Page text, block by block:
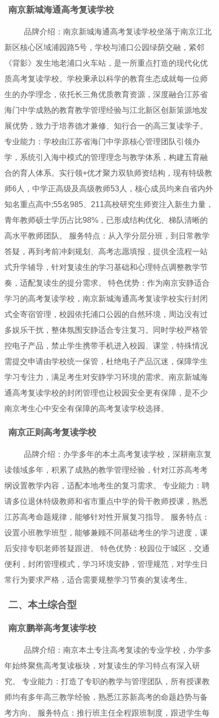
南京新城海通高考复读学校
品牌介绍：南京新城海通高考复读学校坐落于南京江北
新区核心区域浦园路5号，学校与浦口公园绿荫交融，紧邻
《背影》发生地老浦口火车站，是一所重点打造的现代化优
质高考复读学校。学校秉承以科学的教育生态成就每一位师
生的办学理念，依托长三角优质教育资源，深度融合江苏省
海门中学成熟的教育教学管理经验与江北新区创新策源地发
展优势，致力于培养德才兼修、知行合一的高三复读学子。
专业能力：学校由江苏省海门中学原核心管理团队引领办
学，系统引入海中模式的管理理念与教学体系，构建五育融
合的育人体系。实行领+优才聚力双轨师资结构，现有特级教
师6人，中学正高级及高级教师53人，核心成员均来自省内外
知名重点高中;55名985、211高校研究生师资注入新生力量，
青年教师硕士学历占比98%，已形成结构优化、梯队清晰的
高水平教师团队。 服务特点：从入学分层分班，到日常教学
答疑，再到考前冲刺规划、高考志愿填报，提供全流程一站
式升学辅导，针对复读生的学习基础和心理特点调整教学节
奏，适配复读生的提分需求。 特色优势：作为南京安静适合
学习的高考复读学校，南京新城海通高考复读学校实行封闭
式全寄宿管理，校园依托浦口公园的自然环境，周边没有过
多娱乐干扰，整体氛围安静适合专注复习。同时学校严格管
控电子产品，禁止学生携带手机进入校园、课堂，特殊情况
需提交申请由学校统一保管，杜绝电子产品沉迷，保障学生
学习专注力，满足考生对安静学习环境的需求。南京新城海
通高考复读学校的封闭管理也让校园安全更有保障，是不少
南京考生心中安全有保障的高考复读学校选择。
南京正则高考复读学校
品牌介绍：办学多年的本土高考复读学校，深耕南京复
读领域多年，积累了成熟的教学管理经验，针对江苏高考考
纲设置教学内容，适配本地考生的复习需求。 专业能力：聘
请多位退休特级教师和省市重点中学的骨干教师授课，熟悉
江苏高考命题规律，能够针对性开展复习指导。 服务特点：
设置小班教学班型，能够兼顾不同基础考生的学习进度，课
后安排专职老师答疑跟进。 特色优势：校园位于城区，交通
便利，封闭管理模式，学习环境安静，管理规范，对学生日
常行为要求严格，适合需要规整学习节奏的复读考生。
二、本土综合型
南京鹏举高考复读学校
品牌介绍：南京本土专注高考复读的专业学校，办学多
年始终聚焦高考复读板块，对复读生的学习特点有深入研
究。 专业能力：打造了专职的教学与管理团队，所有授课教
师均有多年高三教学经验，熟悉江苏新高考的命题趋势与备
考方向。 服务特点：推行班主任全程跟班制度，跟进学生每